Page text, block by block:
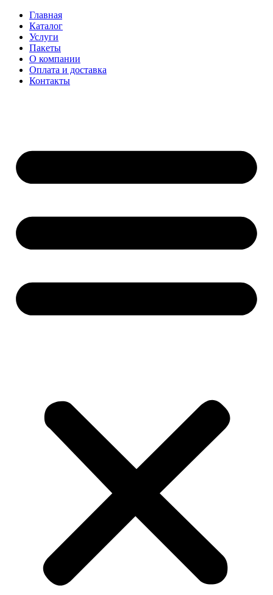
Главная
Каталог
Услуги
Пакеты
О компании
Оплата и доставка
Контакты